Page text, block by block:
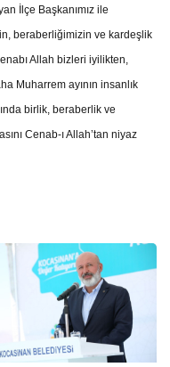
İlçe Başkanımız ile
beraberliğimizin ve kardeşlik
Allah bizleri iyilikten,
Muharrem ayının insanlık
birlik, beraberlik ve
Cenab-ı Allah’tan niyaz